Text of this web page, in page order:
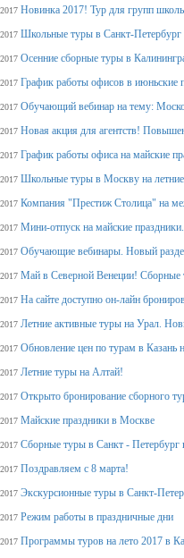
Новинка 2017! Тур для групп
Школьные туры в Санкт-Петербург
Осенние сборные туры в
График работы офисов в июньские
Обучающий вебинар на тему:
Новая акция для агентств!
График работы офиса на майские
Школьные туры в Москву на
Компания "Престиж Столица" на
Мини-отпуск на майские
Обучающие вебинары. Новый
Май в Северной Венеции! Сборные
На сайте доступно он-лайн
Летние активные туры на Урал.
Обновление цен по турам в Казань
Летние туры на Алтай!
Открыто бронирование сборного
Майские праздники в Москве
Сборные туры в Санкт - Петербург
Поздравляем с 8 марта!
Экскурсионные туры в Санкт-
Режим работы в праздничные дни
Программы туров на лето 2017 в